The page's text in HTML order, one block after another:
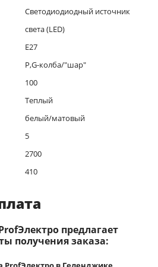
Светодиодиодный источник
света (LED)
Е27
P,G-колба/"шар"
100
Теплый
белый/матовый
5
2700
410
предлагает
получения заказа: